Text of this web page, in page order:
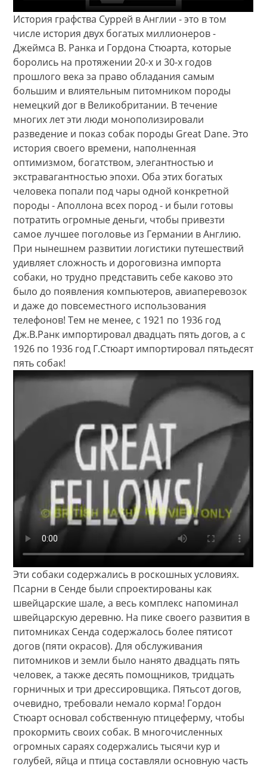
История графства Суррей в Англии - это в том
числе история двух богатых миллионеров -
Джеймса В. Ранка и Гордона Стюарта, которые
боролись на протяжении 20-х и 30-х годов
прошлого века за право обладания самым
большим и влиятельным питомником породы
немецкий дог в Великобритании. В течение
многих лет эти люди монополизировали
разведение и показ собак породы Great Dane. Это
история своего времени, наполненная
оптимизмом, богатством, элегантностью и
экстравагантностью эпохи. Оба этих богатых
человека попали под чары одной конкретной
породы - Аполлона всех пород - и были готовы
потратить огромные деньги, чтобы привезти
самое лучшее поголовье из Германии в Англию.
При нынешнем развитии логистики путешествий
удивляет сложность и дороговизна импорта
собаки, но трудно представить себе каково это
было до появления компьютеров, авиаперевозок
и даже до повсеместного использования
телефонов! Тем не менее, с 1921 по 1936 год
Дж.В.Ранк импортировал двадцать пять догов, а с
1926 по 1936 год Г.Стюарт импортировал пятьдесят
пять собак!
Эти собаки содержались в роскошных условиях.
Псарни в Сенде были спроектированы как
швейцарские шале, а весь комплекс напоминал
швейцарскую деревню. На пике своего развития в
питомниках Сенда содержалось более пятисот
догов (пяти окрасов). Для обслуживания
питомников и земли было нанято двадцать пять
человек, а также десять помощников, тридцать
горничных и три дрессировщика. Пятьсот догов,
очевидно, требовали немало корма! Гордон
Стюарт основал собственную птицеферму, чтобы
прокормить своих собак. В многочисленных
огромных сараях содержались тысячи кур и
голубей, яйца и птица составляли основную часть